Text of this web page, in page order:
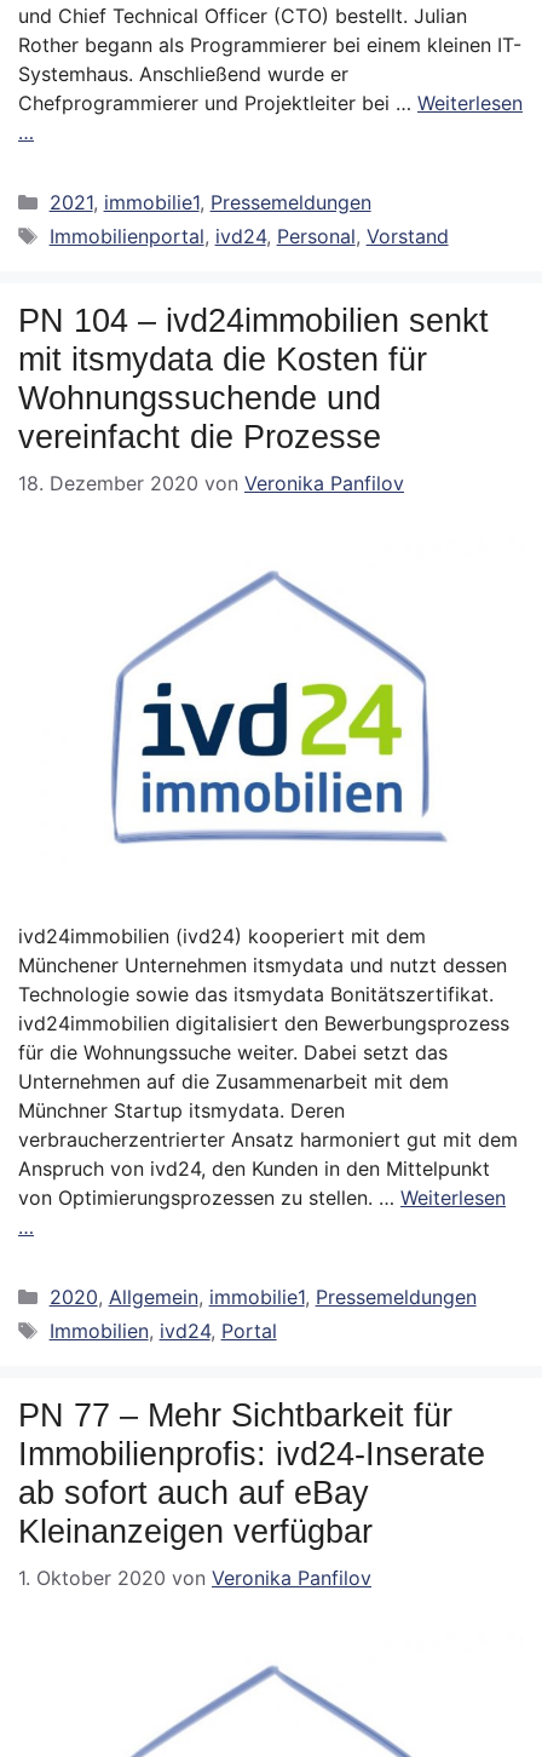
und Chief Technical Officer (CTO) bestellt. Julian
Rother begann als Programmierer bei einem kleinen IT-
Systemhaus. Anschließend wurde er
Chefprogrammierer und Projektleiter bei … Weiterlesen
…
Kategorien
2021, immobilie1, Pressemeldungen
Schlagwörter
Immobilienportal, ivd24, Personal, Vorstand
PN 104 – ivd24immobilien senkt
mit itsmydata die Kosten für
Wohnungssuchende und
vereinfacht die Prozesse
18. Dezember 2020 von Veronika Panfilov
ivd24immobilien (ivd24) kooperiert mit dem
Münchener Unternehmen itsmydata und nutzt dessen
Technologie sowie das itsmydata Bonitätszertifikat.
ivd24immobilien digitalisiert den Bewerbungsprozess
für die Wohnungssuche weiter. Dabei setzt das
Unternehmen auf die Zusammenarbeit mit dem
Münchner Startup itsmydata. Deren
verbraucherzentrierter Ansatz harmoniert gut mit dem
Anspruch von ivd24, den Kunden in den Mittelpunkt
von Optimierungsprozessen zu stellen. … Weiterlesen
…
Kategorien
2020, Allgemein, immobilie1, Pressemeldungen
Schlagwörter
Immobilien, ivd24, Portal
PN 77 – Mehr Sichtbarkeit für
Immobilienprofis: ivd24-Inserate
ab sofort auch auf eBay
Kleinanzeigen verfügbar
1. Oktober 2020 von Veronika Panfilov